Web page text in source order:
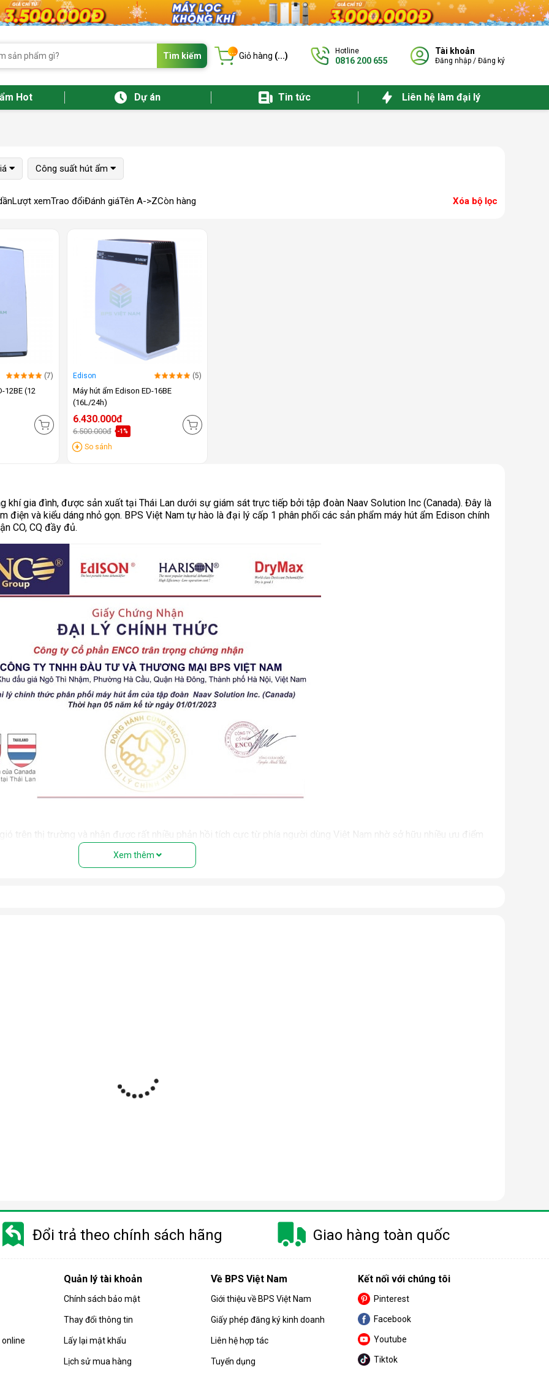
Tìm kiếm ... Giỏ hàng (...) Hotline
0816 200 655
Tài khoản
Đăng nhập / Đăng ký
Hot Dự án Tin tức Liên hệ làm đại lý
Công suất hút ẩm
Lượt xemTrao đổiĐánh giáTên A->ZCòn hàng Xóa bộ lọc
(7)
12BE (12
Edison (5)
Máy hút ẩm Edison ED-16BE
(16L/24h)
6.430.000đ
6.500.000đ -1%
So sánh
khí gia đình, được sản xuất tại Thái Lan dưới sự giám sát trực tiếp bởi tập đoàn Naav Solution Inc (Canada). Đây là
điện và kiểu dáng nhỏ gọn. BPS Việt Nam tự hào là đại lý cấp 1 phân phối các sản phẩm máy hút ẩm Edison chính
CO, CQ đầy đủ.
trên thị trường và nhận được rất nhiều phản hồi tích cực từ phía người dùng Việt Nam nhờ sở hữu nhiều ưu điểm
ra ngoài thông qua cửa thoát khí khô. Phần nước ngưng tụ sẽ chảy xuống bộ phận khay chứa nước thải hoặc thoát
Xem thêm
Đổi trả theo chính sách hãng Giao hàng toàn quốc
Quản lý tài khoản
Chính sách bảo mật
Thay đổi thông tin
Lấy lại mật khẩu
Lịch sử mua hàng
Về BPS Việt Nam
Giới thiệu về BPS Việt Nam
Giấy phép đăng ký kinh doanh
Liên hệ hợp tác
Tuyển dụng
Kết nối với chúng tôi
Pinterest
Facebook
Youtube
Tiktok